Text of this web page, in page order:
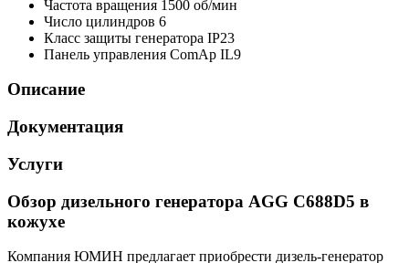
Частота вращения 1500 об/мин
Число цилиндров 6
Класс защиты генератора IP23
Панель управления ComAp IL9
Описание
Документация
Услуги
Обзор дизельного генератора AGG C688D5 в
кожухе
Компания ЮМИН предлагает приобрести дизель-генератор